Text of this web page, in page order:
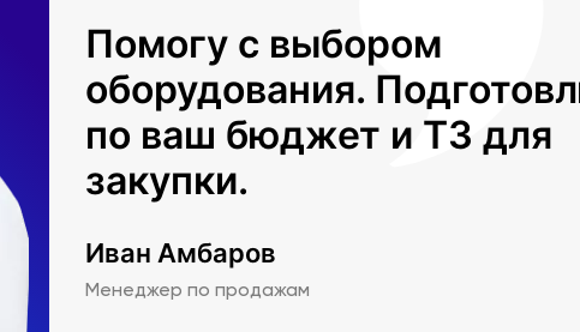
Помогу с выбором
оборудования.
по ваш бюджет и ТЗ для
закупки.
Иван Амбаров
Менеджер по продажам